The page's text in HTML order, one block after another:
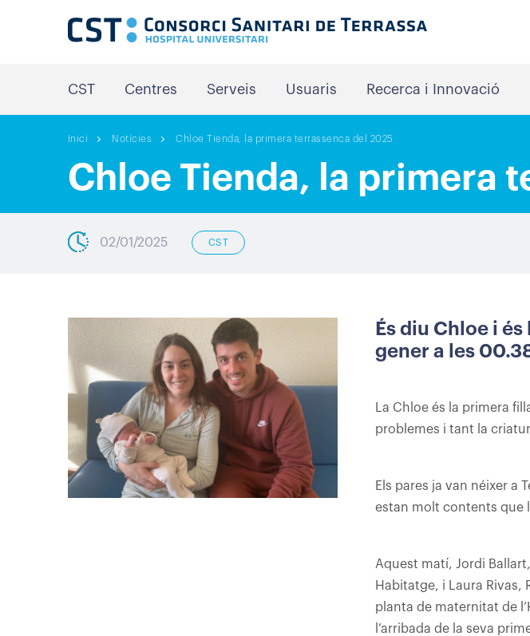
CST Centres Serveis Usuaris Recerca i Innovació
Inici Notícies Chloe Tienda, la primera terrassenca del 2025
Chloe Tienda, la primera
02/01/2025 CST
És diu Chloe i
gener a les
La Chloe és la primera
problemes i tant la
Els pares ja van néixer a
estan molt contents que
Aquest matí, Jordi
Habitatge, i Laura Rivas,
planta de maternitat de
l’arribada de la seva